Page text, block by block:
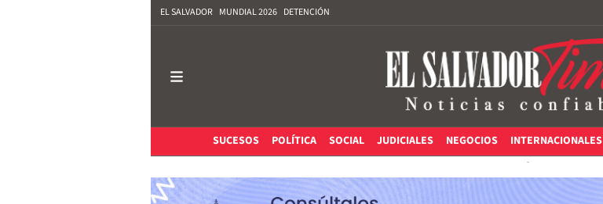
EL SALVADOR MUNDIAL 2026 DETENCIÓN
SUCESOS
POLÍTICA SOCIAL JUDICIALES NEGOCIOS INTERNACIONALES